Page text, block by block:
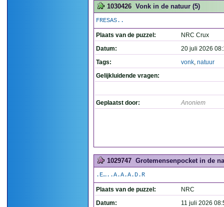
1030426 Vonk in de natuur (5)
FRESAS..
Plaats van de puzzel:
NRC Crux
Datum:
20 juli 2026
Tags:
vonk, natuur
Gelijkluidende vragen:
Geplaatst door: Anoniem
1029747 Grotemensenpocket in de
.E…..A.A.A.D.R
Plaats van de puzzel:
NRC
Datum:
11 juli 2026